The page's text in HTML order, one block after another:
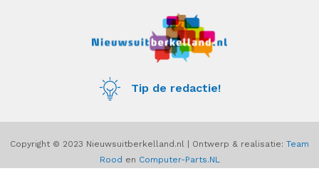
o
o
t
a
g
r
a
Tip de redactie!
Copyright © 2023 Nieuwsuitberkelland.nl | Ontwerp & realisatie: Team
Rood en Computer-Parts.NL